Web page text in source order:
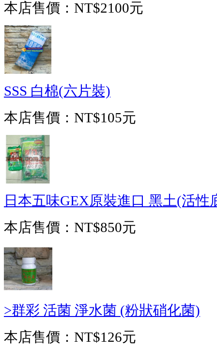
本店售價： NT$2100元
SSS 白棉(六片裝)
本店售價： NT$105元
日本五味GEX原裝進口 黑土(活性
本店售價： NT$850元
>群彩 活菌 淨水菌 (粉狀硝化菌)
本店售價： NT$126元